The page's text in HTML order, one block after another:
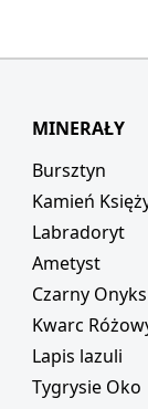
MINERAŁY
Bursztyn
Kamień
Labradoryt
Ametyst
Czarny Onyks
Kwarc
Lapis lazuli
Tygrysie Oko